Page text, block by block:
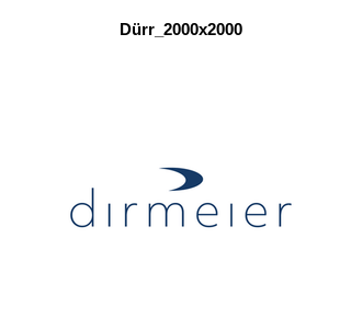
Dürr_2000x2000